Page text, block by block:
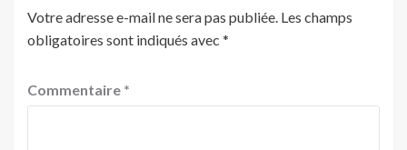
Votre adresse e-mail ne sera pas publiée. Les champs
obligatoires sont indiqués avec *
Commentaire *